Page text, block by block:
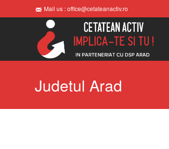
Mail us : office@cetateanactiv.ro
Judetul Arad